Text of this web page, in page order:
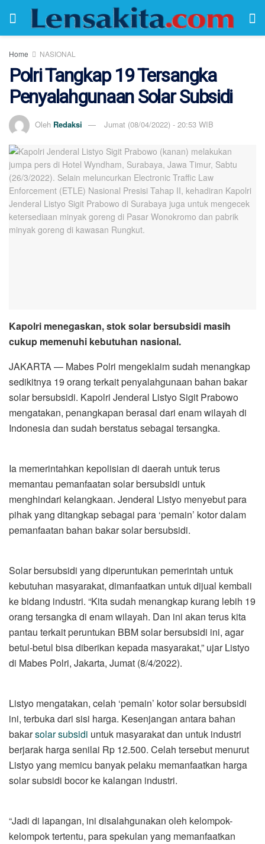
Home NASIONAL
Polri Tangkap 19 Tersangka
Penyalahgunaan Solar Subsidi
Oleh Redaksi Jumat (08/04/2022) - 20:53 WIB
Kapolri menegaskan, stok solar bersubsidi masih
cukup memenuhi kebutuhan nasional.
JAKARTA — Mabes Polri mengeklaim sudah menangkap
sedikitnya 19 orang terkait penyalahgunaan bahan bakar
solar bersubsidi. Kapolri Jenderal Listyo Sigit Prabowo
mengatakan, penangkapan berasal dari enam wilayah di
Indonesia dan sudah berstatus sebagai tersangka.
Ia memerintahkan kepolisian di daerah untuk terus
memantau pemanfaatan solar bersubsidi untuk
menghindari kelangkaan. Jenderal Listyo menyebut para
pihak yang ditangkap sebagai para ‘pemain’ kotor dalam
pemanfaatan bahan bakar solar bersubsidi.
Solar bersubsidi yang diperuntukan pemerintah untuk
kebutuhan masyarakat, dimanfaatkan untuk dijual kembali
ke bidang industri. “Kita sudah menangkap kurang lebih 19
orang tersangka di enam wilayah. Dan ini akan terus kita
pantau terkait peruntukan BBM solar bersubsidi ini, agar
betul-betul bisa diberikan kepada masyarakat,” ujar Listyo
di Mabes Polri, Jakarta, Jumat (8/4/2022).
Listyo mengatakan, celah ‘pemain’ kotor solar bersubsidi
ini, terbuka dari sisi harga. Kesenjangan antara bahan
bakarsolar subsidi untuk masyarakat dan untuk industri
berjarak harga senilai Rp 12.500. Celah tersebut menurut
Listyo yang memicu banyak pelaku memanfaatkan harga
solar subsidi bocor ke kalangan industri.
“Jadi di lapangan, ini disalahgunakan oleh kelompok-
kelompok tertentu, para spekulan yang memanfaatkan